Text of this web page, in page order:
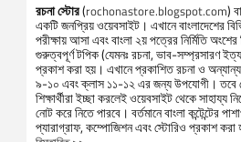
রচনা স্টোর(rochonastore.blogspot.com)
একটি জনপ্রিয় ওয়েবসাইট। এখানে বাংলাদেশের
পরীক্ষায় আসা এবং বাংলা ২য় পত্রের নির্মিতি অংশের
গুরুত্বপূর্ণ টপিক (যেমনঃ রচনা, ভাব-সম্প্রসারণ
প্রকাশ করা হয়। এখানে প্রকাশিত রচনা ও অন্যান্য
৯-১০ এবং ক্লাস ১১-১২ এর জন্য উপযোগী। তবে
শিক্ষার্থীরা ইচ্ছা করলেই ওয়েবসাইট থেকে সাহায্য
নোট করে নিতে পারবে। বর্তমানে বাংলা কন্টেন্টের
প্যারাগ্রাফ, কম্পোজিশন এবং স্টোরিও প্রকাশ করা